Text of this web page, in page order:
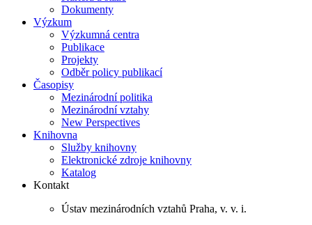
Dokumenty
Výzkum
Výzkumná centra
Publikace
Projekty
Odběr policy publikací
Časopisy
Mezinárodní politika
Mezinárodní vztahy
New Perspectives
Knihovna
Služby knihovny
Elektronické zdroje knihovny
Katalog
Kontakt
Ústav mezinárodních vztahů Praha, v. v. i.